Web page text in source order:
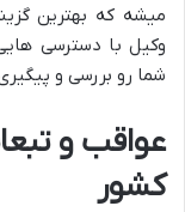
میشه که بهترین
وکیل با دسترسی
شما رو بررسی و
عواقب و
کشور